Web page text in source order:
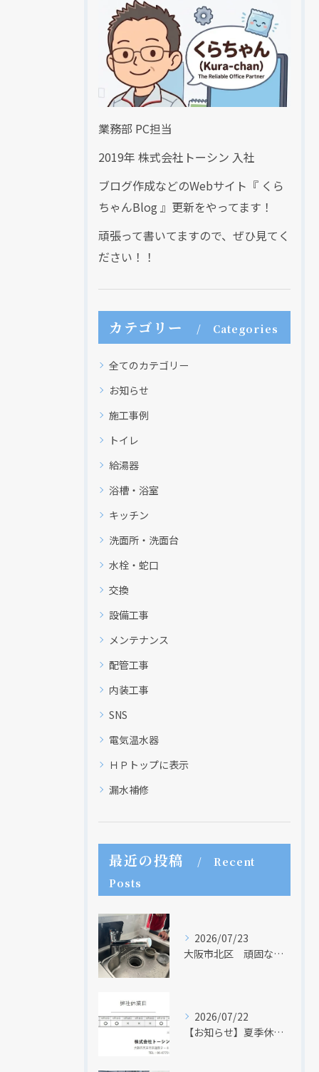
業務部 PC担当
2019年 株式会社トーシン 入社
ブログ作成などのWebサイト『 くら
ちゃんBlog 』更新をやってます！
頑張って書いてますので、ぜひ見てく
ださい！！
カテゴリー Categories
全てのカテゴリー
お知らせ
施工事例
トイレ
給湯器
浴槽・浴室
キッチン
洗面所・洗面台
水栓・蛇口
交換
設備工事
メンテナンス
配管工事
内装工事
SNS
電気温水器
ＨＰトップに表示
漏水補修
最近の投稿
Recent
Posts
2026/07/23
大阪市北区 頑固な水アカはなかなか取れない・・・
2026/07/22
【お知らせ】夏季休業日のお知らせ【２０２６年】
現在、新聞に入っている折込チラシです。
現在、新聞に入っている折込チラシです。